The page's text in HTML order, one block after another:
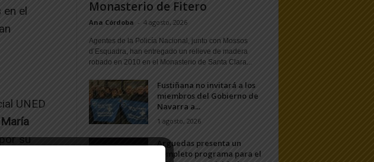
el
UNED
María
su
Monasterio de Fitero
Ana Córdoba - 4 agosto, 2026
Agentes de la Policía Nacional, junto con Mossos
d’Esquadra, han entregado un relieve de madera
robado en 2010 en el Monasterio de Santa Clara...
Fustiñana no invitará a los
miembros del Gobierno de
Navarra a...
1 agosto, 2026
Arguedas presenta un
completo programa para el